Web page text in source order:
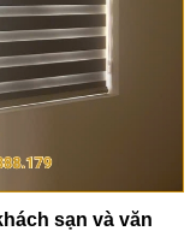
sạn và văn